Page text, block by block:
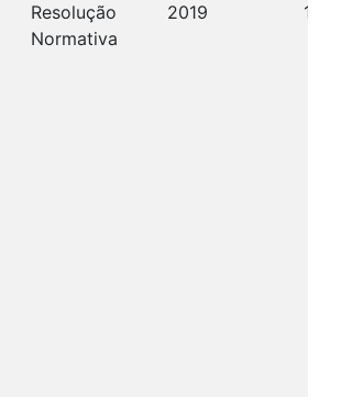
Resolução
Normativa
2019 18/